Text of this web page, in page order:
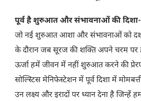
पूर्व है शुरुआत और संभावनाओं की दिशा-
जो नई शुरुआत आशा और संभावनाओं को
के दौरान जब सूरज की शक्ति अपने चरम पर
ऊर्जा हमें जीवन में नहीं शुरुआत करने की
सोल्स्टिस मेनिफेस्टेशन में पूर्व दिशा में
उन लक्ष्य और इरादों पर ध्यान देना है जिन्हें